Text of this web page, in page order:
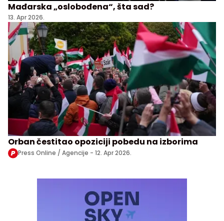
Mađarska „oslobođena“, šta sad?
13. Apr 2026.
Orban čestitao opoziciji pobedu na izborima
Press Online / Agencije - 12. Apr 2026.